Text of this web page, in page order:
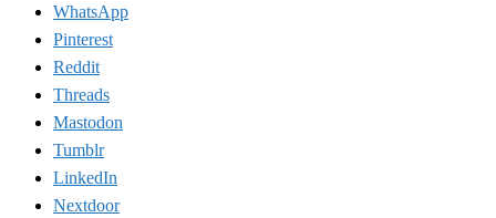
WhatsApp
Pinterest
Reddit
Threads
Mastodon
Tumblr
LinkedIn
Nextdoor